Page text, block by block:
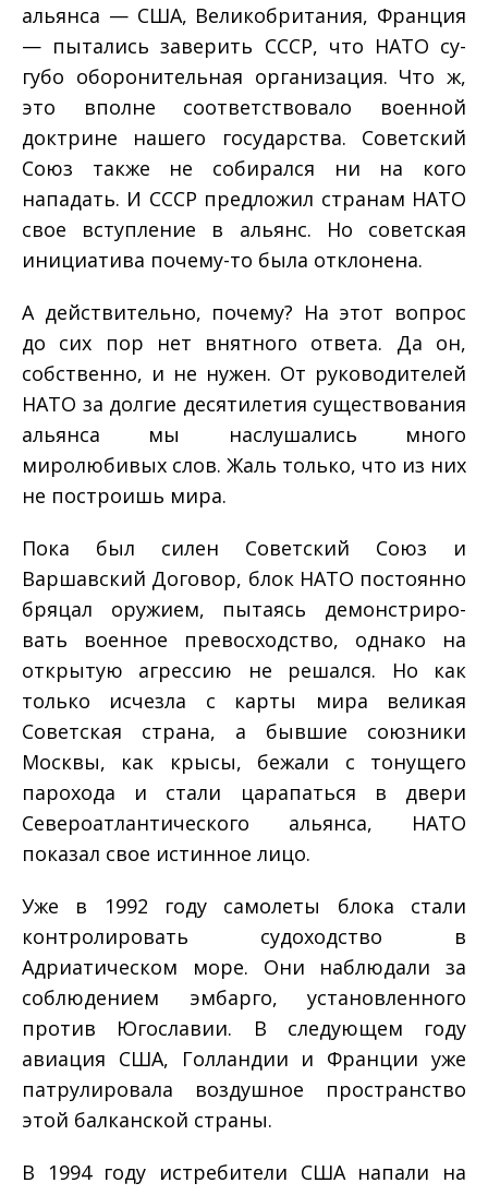
альянса — США, Вели­кобритания, Франция
— пытались заверить СССР, что НАТО су­
губо оборонительная организация. Что ж,
это вполне соответ­ствовало военной
доктрине нашего государства. Советский
Союз также не собирался ни на кого
нападать. И СССР пред­ложил странам НАТО
свое вступление в альянс. Но советская
инициатива почему-то была отклонена.
А действительно, почему? На этот вопрос
до сих пор нет внятного ответа. Да он,
собственно, и не нужен. От руководи­телей
НАТО за долгие десятилетия существования
альянса мы наслушались много
миролюбивых слов. Жаль только, что из них
не построишь мира.
Пока был силен Советский Союз и
Варшавский Договор, блок НАТО постоянно
бряцал оружием, пытаясь демонстриро­
вать военное превосходство, однако на
открытую агрессию не решался. Но как
только исчезла с карты мира великая
Совет­ская страна, а бывшие союзники
Москвы, как крысы, бежали с тонущего
парохода и стали царапаться в двери
Североатлан­тического альянса, НАТО
показал свое истинное лицо.
Уже в 1992 году самолеты блока стали
контролировать су­доходство в
Адриатическом море. Они наблюдали за
соблю­дением эмбарго, установленного
против Югославии. В следую­щем году
авиация США, Голландии и Франции уже
патрулиро­вала воздушное пространство
этой балканской страны.
В 1994 году истребители США напали на